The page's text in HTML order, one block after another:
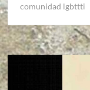
comunidad lgbttti